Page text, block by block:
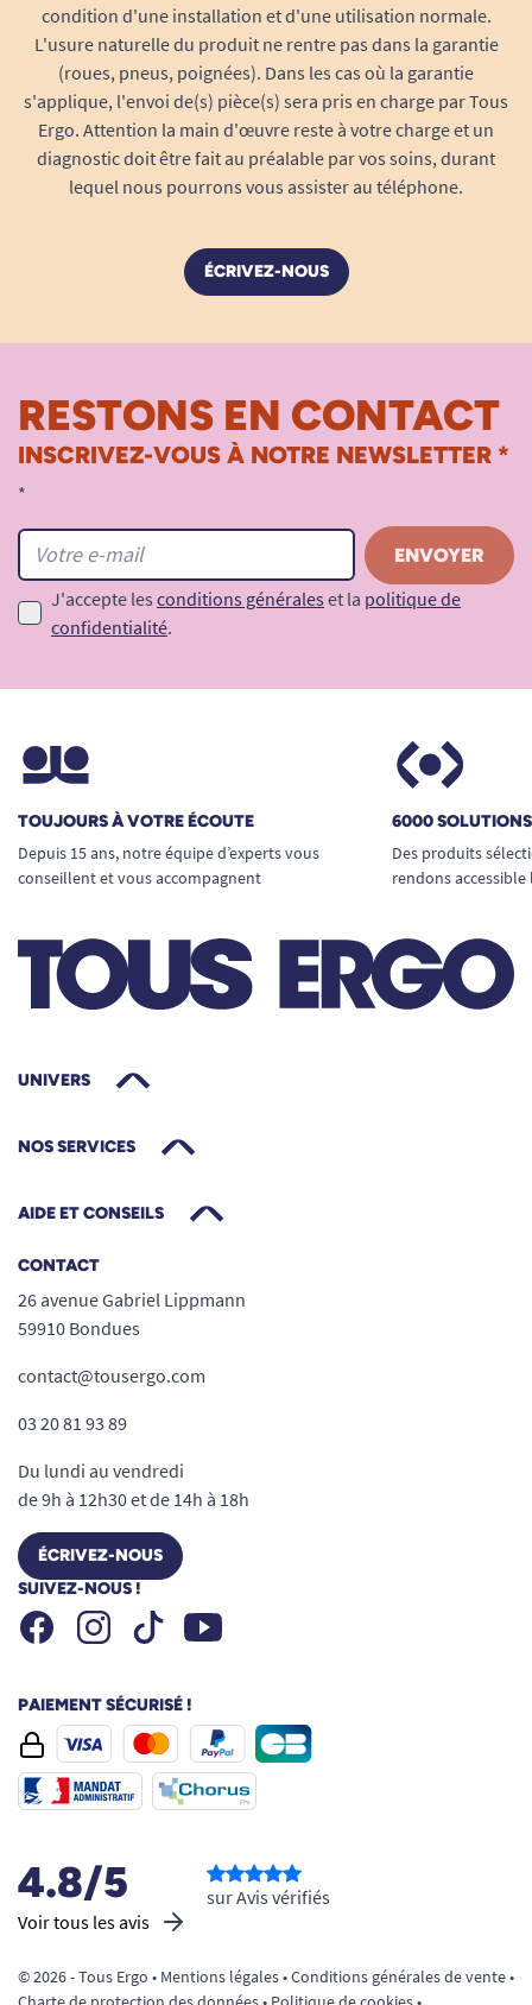
condition d'une installation et d'une utilisation normale.
L'usure naturelle du produit ne rentre pas dans la garantie
(roues, pneus, poignées). Dans les cas où la garantie
s'applique, l'envoi de(s) pièce(s) sera pris en charge par Tous
Ergo. Attention la main d'œuvre reste à votre charge et un
diagnostic doit être fait au préalable par vos soins, durant
lequel nous pourrons vous assister au téléphone.
ÉCRIVEZ-NOUS
RESTONS EN CONTACT
INSCRIVEZ-VOUS À NOTRE NEWSLETTER *
*
J'accepte les conditions générales et la politique de
confidentialité.
TOUJOURS À VOTRE ÉCOUTE
Depuis 15 ans, notre équipe d’experts vous
conseillent et vous accompagnent
6000
Des produits
rendons
UNIVERS
NOS SERVICES
AIDE ET CONSEILS
CONTACT
26 avenue Gabriel Lippmann
59910 Bondues
contact@tousergo.com
03 20 81 93 89
Du lundi au vendredi
de 9h à 12h30 et de 14h à 18h
ÉCRIVEZ-NOUS
SUIVEZ-NOUS !
FacebookInstagramTiktok Youtube
PAIEMENT SÉCURISÉ !
4.8/5
Voir tous les avis
sur Avis vérifiés
© 2026 - Tous Ergo • Mentions légales•Conditions générales de vente•